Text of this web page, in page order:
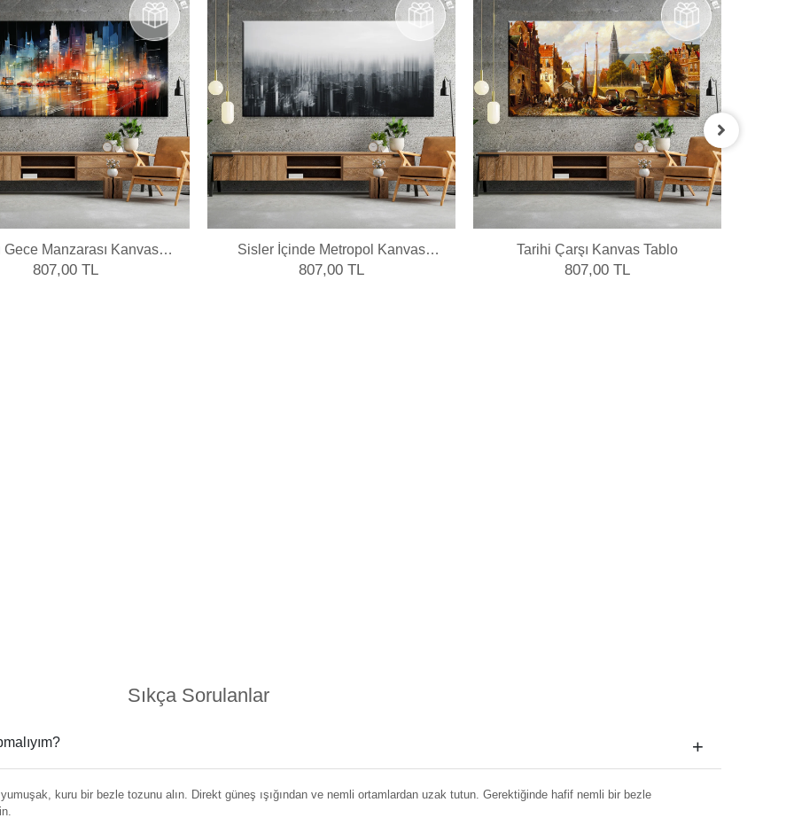
Gece Manzarası Kanvas
Tablo
807,00 TL
Sisler İçinde Metropol Kanvas
Tablo
807,00 TL
Tarihi Çarşı Kanvas Tablo
807,00 TL
Sıkça Sorulanlar
kuru bir bezle tozunu alın. Direkt güneş ışığından ve nemli ortamlardan uzak tutun. Gerektiğinde hafif nemli bir bezle